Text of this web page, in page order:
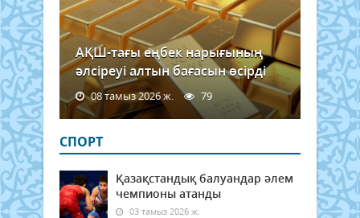
АҚШ-тағы еңбек нарығының
әлсіреуі алтын бағасын өсірді
08 тамыз 2026 ж. 79
СПОРТ
Қазақстандық балуандар әлем
чемпионы атанды
03 тамыз 2026 ж.